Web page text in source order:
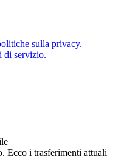
sulla privacy.
di servizio.
Ecco i trasferimenti attuali